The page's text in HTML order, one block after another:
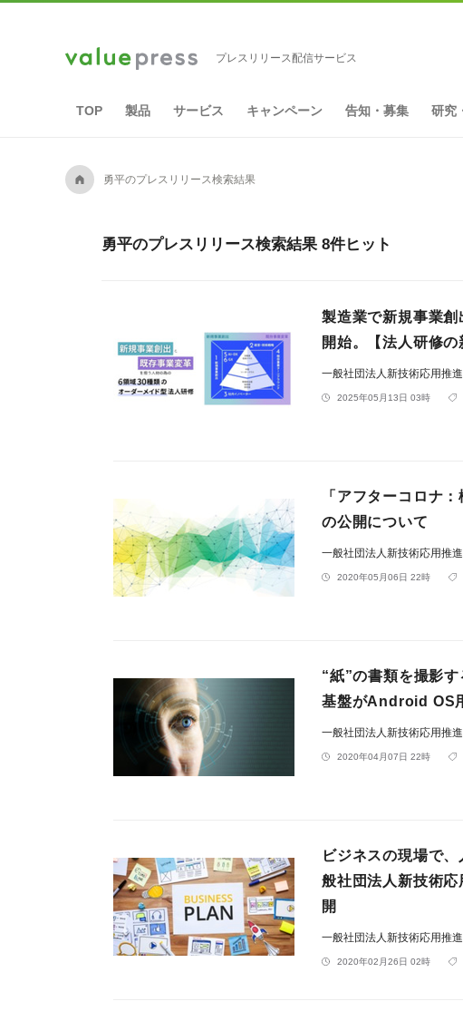
プレスリリース配信サービス
TOP 製品 サービス キャンペーン 告知・募集 研究
A 勇平のプレスリリース検索結果
勇平のプレスリリース検索結果 8件ヒット
製造業で新規事業
開始。【法人研修の
一般社団法人新技術応用推
2025年05月13日 03時
「アフターコロナ
の公開について
一般社団法人新技術応用推
2020年05月06日 22時
“紙”の書類を撮影
基盤がAndroid OS
一般社団法人新技術応用推
2020年04月07日 22時
ビジネスの現場で
般社団法人新技術
開
一般社団法人新技術応用推
2020年02月26日 02時